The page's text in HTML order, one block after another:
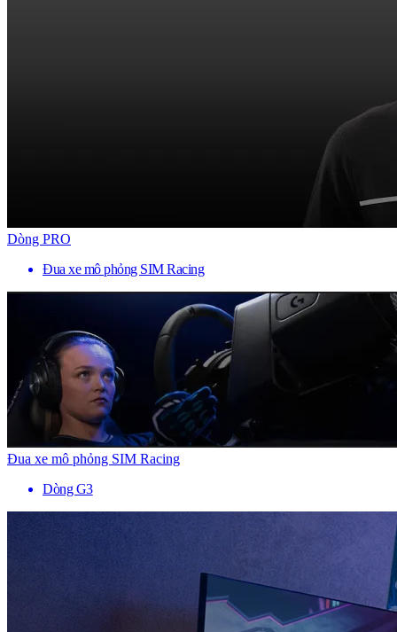
Dòng PRO
Đua xe mô phỏng SIM Racing
Đua xe mô phỏng SIM Racing
Dòng G3